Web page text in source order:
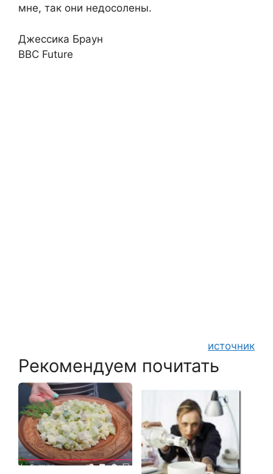
мне, так они недосолены.
Джессика Браун
BBC Future
источник
Рекомендуем почитать